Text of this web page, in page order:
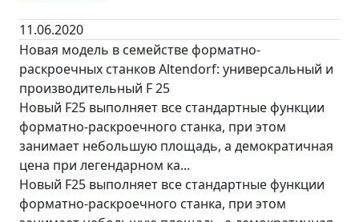
11.06.2020
Новая модель в семействе форматно-
раскроечных станков Altendorf: универсальный и
производительный F 25
Новый F25 выполняет все стандартные функции
форматно-раскроечного станка, при этом
занимает небольшую площадь, а демократичная
цена при легендарном ка...
Новый F25 выполняет все стандартные функции
форматно-раскроечного станка, при этом